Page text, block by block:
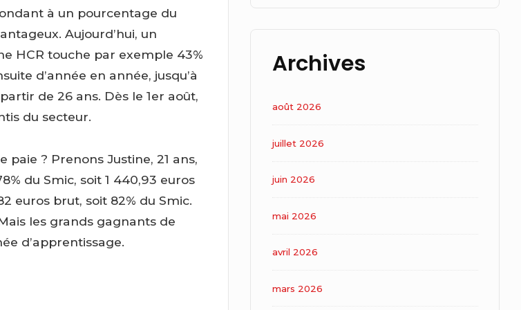
à un pourcentage du
Aujourd’hui, un
HCR touche par exemple 43%
d’année en année, jusqu’à
de 26 ans. Dès le 1er août,
du secteur.
? Prenons Justine, 21 ans,
du Smic, soit 1 440,93 euros
euros brut, soit 82% du Smic.
les grands gagnants de
d’apprentissage.
Archives
août 2026
juillet 2026
juin 2026
mai 2026
avril 2026
mars 2026